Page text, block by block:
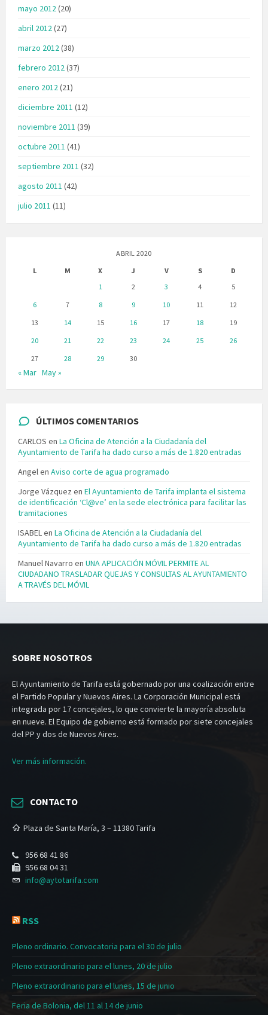
mayo 2012(20)
abril 2012(27)
marzo 2012(38)
febrero 2012(37)
enero 2012(21)
diciembre 2011 (12)
noviembre 2011 (39)
octubre 2011 (41)
septiembre 2011 (32)
agosto 2011 (42)
julio 2011 (11)
ABRIL 2020
L
M X J V S
D
1
2 3 4
5
6
7 8 9 10 11
12
13
14 15 16 17 18
19
20
21 22 23 24 25
26
27
28 29 30
« Mar May »
ÚLTIMOS COMENTARIOS
CARLOS en La Oficina de Atención a la Ciudadanía del
Ayuntamiento de Tarifa ha dado curso a más de 1.820 entradas
Angelen Aviso corte de agua programado
Jorge Vázquez en El Ayuntamiento de Tarifa implanta el sistema
de identificación ‘Cl@ve’ en la sede electrónica para facilitar las
tramitaciones
ISABELen La Oficina de Atención a la Ciudadanía del
Ayuntamiento de Tarifa ha dado curso a más de 1.820 entradas
Manuel Navarro en UNA APLICACIÓN MÓVIL PERMITE AL
CIUDADANO TRASLADAR QUEJAS Y CONSULTAS AL AYUNTAMIENTO
A TRAVÉS DEL MÓVIL
SOBRE NOSOTROS
El Ayuntamiento de Tarifa está gobernado por una coalización entre
el Partido Popular y Nuevos Aires. La Corporación Municipal está
integrada por 17 concejales, lo que convierte la mayoría absoluta
en nueve. El Equipo de gobierno está formado por siete concejales
del PP y dos de Nuevos Aires.
Ver más información.
CONTACTO
Plaza de Santa María, 3 – 11380 Tarifa
956 68 41 86
956 68 04 31
info@aytotarifa.com
RSS
Pleno ordinario. Convocatoria para el 30 de julio
Pleno extraordinario para el lunes, 20 de julio
Pleno extraordinario para el lunes, 15 de junio
Feria de Bolonia, del 11 al 14 de junio